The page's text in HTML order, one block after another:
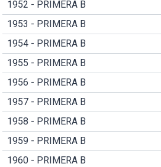
1952 - PRIMERA B
1953 - PRIMERA B
1954 - PRIMERA B
1955 - PRIMERA B
1956 - PRIMERA B
1957 - PRIMERA B
1958 - PRIMERA B
1959 - PRIMERA B
1960 - PRIMERA B